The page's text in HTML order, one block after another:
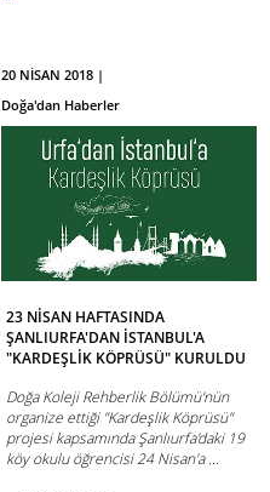
20 NİSAN 2018 |
Doğa'dan Haberler
23 NİSAN HAFTASINDA
ŞANLIURFA'DAN İSTANBUL'A
"KARDEŞLİK KÖPRÜSÜ" KURULDU
Doğa Koleji Rehberlik Bölümü'nün
organize ettiği "Kardeşlik Köprüsü"
projesi kapsamında Şanlıurfa'daki 19
köy okulu öğrencisi 24 Nisan'a ...